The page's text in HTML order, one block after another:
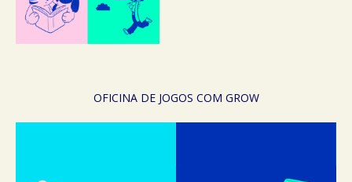
OFICINA DE JOGOS COM GROW